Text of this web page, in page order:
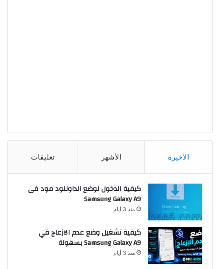
الأخيرة الأشهر تعليقات
كيفية الدخول لوضع الداونلود مود فى
Samsung Galaxy A9
منذ 3 أيام
كيفية تشغيل وضع عدم الازعاج في
Samsung Galaxy A9 بسهولة
منذ 3 أيام